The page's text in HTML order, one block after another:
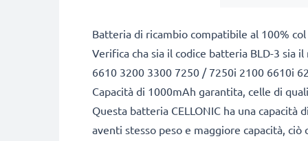
Batteria di ricambio compatibile al 100%
Verifica cha sia il codice batteria BLD-3 sia
6610 3200 3300 7250 / 7250i 2100 6610i
Capacità di 1000mAh garantita, celle di
Questa batteria CELLONIC ha una
aventi stesso peso e maggiore capacità,